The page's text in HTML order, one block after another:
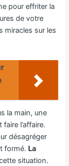
pour effriter la
de votre
miracles sur les
la main, une
l’affaire.
désagréger
formé. La
situation.